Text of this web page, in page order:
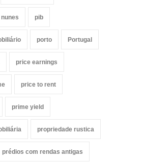
pib
porto Portugal
price earnings
price to rent
prime yield
propriedade rustica
prédios com rendas antigas